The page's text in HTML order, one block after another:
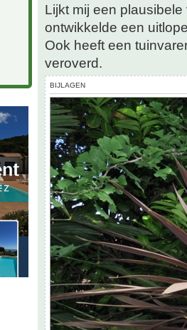
Lijkt mij een
ontwikkelde een
Ook heeft een
veroverd.
BIJLAGEN